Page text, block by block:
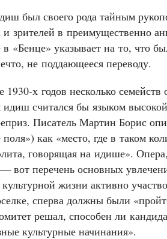
был своего рода тайным
зрителей в преимущественно
«Бенце» указывает на то, что
не поддающееся переводу.
годов несколько
идиш считался бы языком
Писатель Мартин Борис
как «место, где в таком
говорящая на идише».
вот перечень основных
жизни активно
сперва должны были
решал, способен ли
культурные начинания».